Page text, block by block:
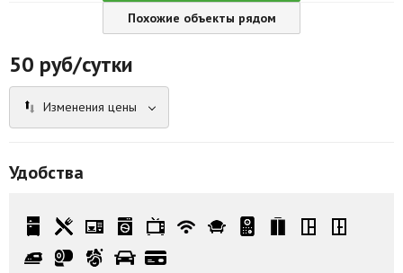
Способы оплатыПохожие объекты рядом
50 руб/сутки
Изменения цены
Удобства